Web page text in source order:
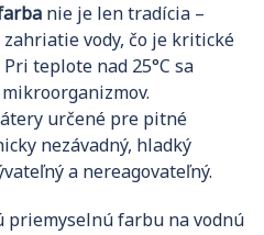
nie je len tradícia –
vody, čo je kritické
teplote nad 25°C sa
určené pre pitné
nezávadný, hladký
a nereagovateľný.
priemyselnú farbu na vodnú